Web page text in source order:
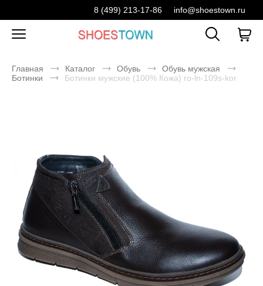
8 (499) 213-17-86 info@shoestown.ru
Главная Каталог Обувь
Обувь мужская
Ботинки
Ботинки мужские (100% Кожа) ro-ln-109s-kor